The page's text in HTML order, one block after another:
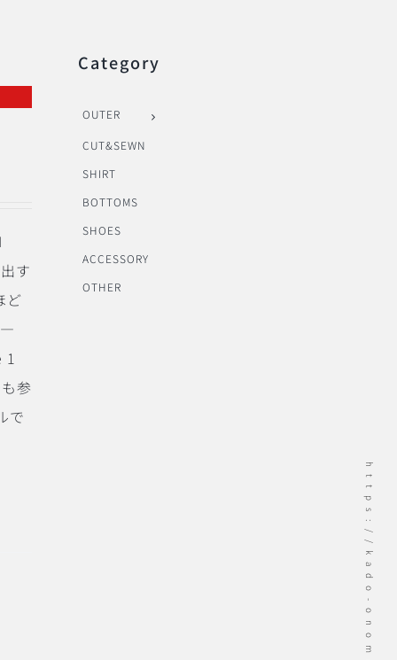
す
ど
1
参
で
Category
OUTER
CUT&SEWN
SHIRT
BOTTOMS
SHOES
ACCESSORY
OTHER
https://kado-onomichi.jp